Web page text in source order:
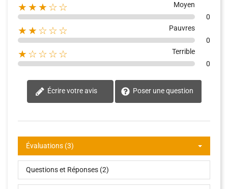
★★★☆☆
Moyen
0
★★☆☆☆
Pauvres
0
★☆☆☆☆
Terrible
0
Écrire votre avis Poser une question
Évaluations (3)
Questions et Réponses (2)